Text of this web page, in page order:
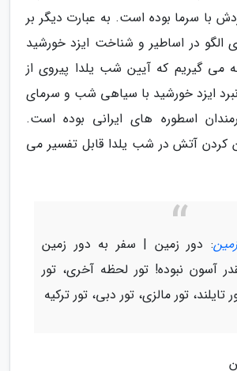
با سرما بوده است. به عبارت دیگر بر
الگو در اساطیر و شناخت ایزد خورشید
می گیریم که آیین شب یلدا پیروی از
ایزد خورشید با سیاهی شب و سرمای
اسطوره های ایرانی بوده است.
کردن آتش در شب یلدا قابل تفسیر می
: دور زمین | سفر به دور زمین
آسون نبوده! تور لحظه آخری، تور
تایلند، تور مالزی، تور دبی، تور ترکیه